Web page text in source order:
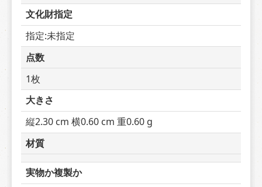
文化財指定
指定:未指定
点数
1枚
大きさ
縦2.30 cm 横0.60 cm 重0.60 g
材質
実物か複製か